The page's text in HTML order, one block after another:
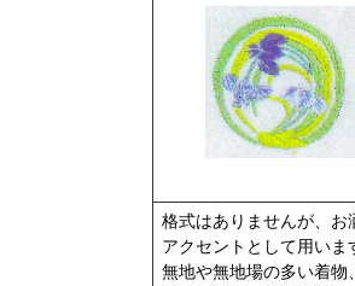
格式はありませんが、お
アクセントとして用いま
無地や無地場の多い着物